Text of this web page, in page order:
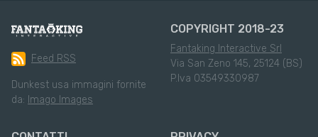
Feed RSS
Dunkest usa immagini fornite
da: Imago Images
COPYRIGHT 2018-23
Fantaking Interactive Srl
Via San Zeno 145, 25124 (BS)
P.Iva 03549330987